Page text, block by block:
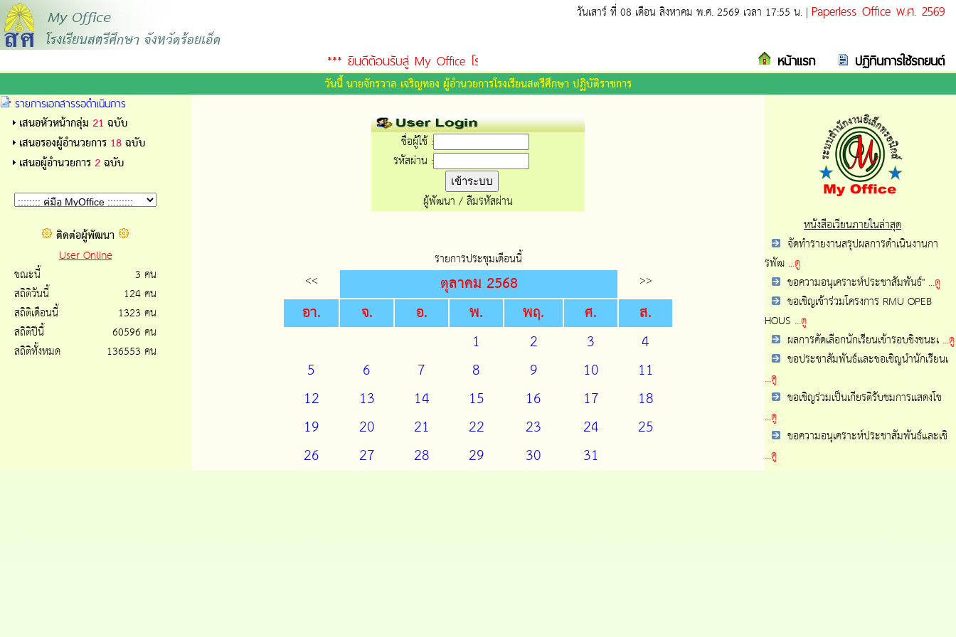
วันเสาร์ ที่ 08 เดือน สิงหาคม พ.ศ. 2569 เวลา 17:55 น. | Paperless Office พ.ศ. 2569
*** ยินดีต้อนรับสู่ My Office โรงเรียนสตรีศึกษา*** หน้าแรก ปฏิทินการใช้รถยนต์
วันนี้ นายจักรวาล เจริญทอง ผู้อำนวยการโรงเรียนสตรีศึกษา ปฏิบัติราชการ
รายการเอกสารรอดำเนินการ
เสนอหัวหน้ากลุ่ม 21 ฉบับ
เสนอรองผู้อำนวยการ 18ฉบับ
เสนอผู้อำนวยการ2ฉบับ
ติดต่อผู้พัฒนา
User Online
ขณะนี้
3 คน
สถิติวันนี้
124 คน
สถิติเดือนนี้
1323 คน
สถิติปีนี้
60596 คน
สถิติทั้งหมด
136553 คน
ชื่อผู้ใช้ :
รหัสผ่าน :
ผู้พัฒนา/ลืมรหัสผ่าน
รายการประชุมเดือนนี้
<<
ตุลาคม 2568 >>
อา. จ. อ. พ. พฤ. ศ. ส.
1 2 3
4
5
6 7 8 9 10
11
12
13 14 15 16 17
18
19
20 21 22 23 24
25
26
27 28 29 30 31
หนังสือเวียนภายในล่าสุด
จัดทำรายงานสรุปผลการดำเนินงานกา
รพัฒ ...ดู
ขอความอนุเคราะห์ประชาสัมพันธ์" ...ดู
ขอเชิญเข้าร่วมโครงการ RMU OPEB
HOUS ...ดู
ผลการคัดเลือกนักเรียนเข้ารอบชิงชนะเ ...ดู
ขอประชาสัมพันธ์และขอเชิญนำนักเรียนเ
...ดู
ขอเชิญร่วมเป็นเกียรติรับชมการแสดงโข
...ดู
ขอความอนุเคราะห์ประชาสัมพันธ์และเชิ
...ดู